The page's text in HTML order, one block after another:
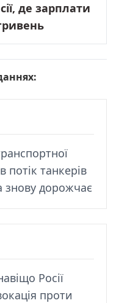
де зарплати
потік танкерів
знову дорожчає
Росії
проти